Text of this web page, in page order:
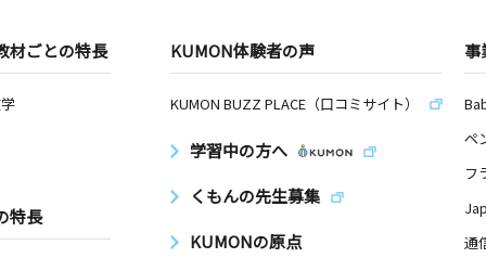
材ごとの特長
特長
KUMON体験者の声
KUMON BUZZ PLACE（口コミサイト）
学習中の方へ
くもんの先生募集
KUMONの原点
事
ペ
フ
通